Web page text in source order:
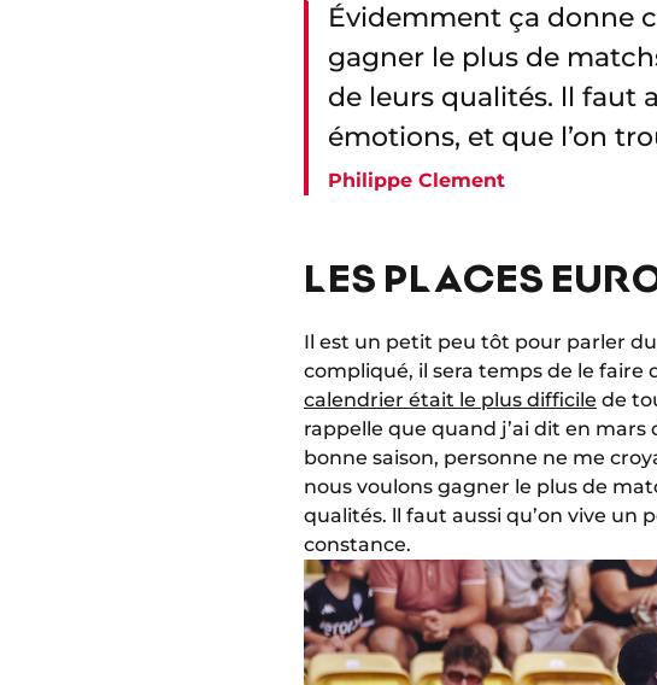
Évidemment ça donne
gagner le plus de
de leurs qualités. ll faut
émotions, et que l’on
Philippe Clement
LES PLACES
Il est un petit peu tôt pour parler
compliqué, il sera temps de le faire
calendrier était le plus difficile de
rappelle que quand j’ai dit en mars
bonne saison, personne ne me
nous voulons gagner le plus de
qualités. ll faut aussi qu’on vive un
constance.